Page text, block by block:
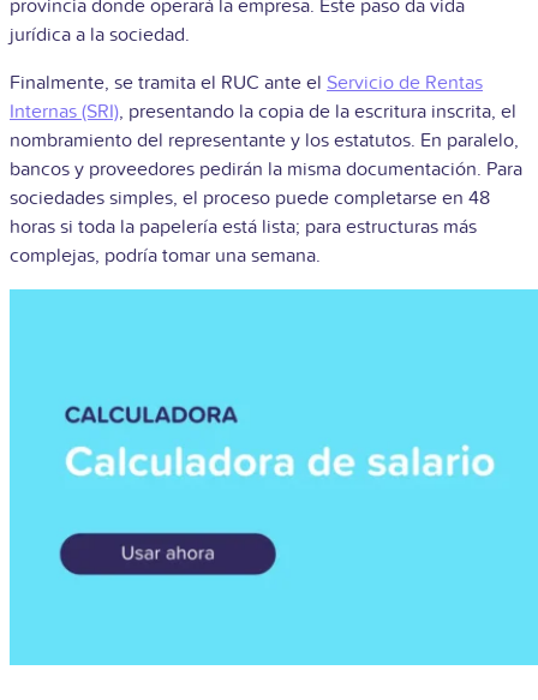
provincia donde operará la empresa. Este paso da vida
jurídica a la sociedad.
Finalmente, se tramita el RUC ante el Servicio de Rentas
Internas (SRI), presentando la copia de la escritura inscrita, el
nombramiento del representante y los estatutos. En paralelo,
bancos y proveedores pedirán la misma documentación. Para
sociedades simples, el proceso puede completarse en 48
horas si toda la papelería está lista; para estructuras más
complejas, podría tomar una semana.